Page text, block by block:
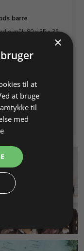
barre
mål: 80 x 35 x 35
DKK
Læg i kurv
×
til at
at bruge
til
med